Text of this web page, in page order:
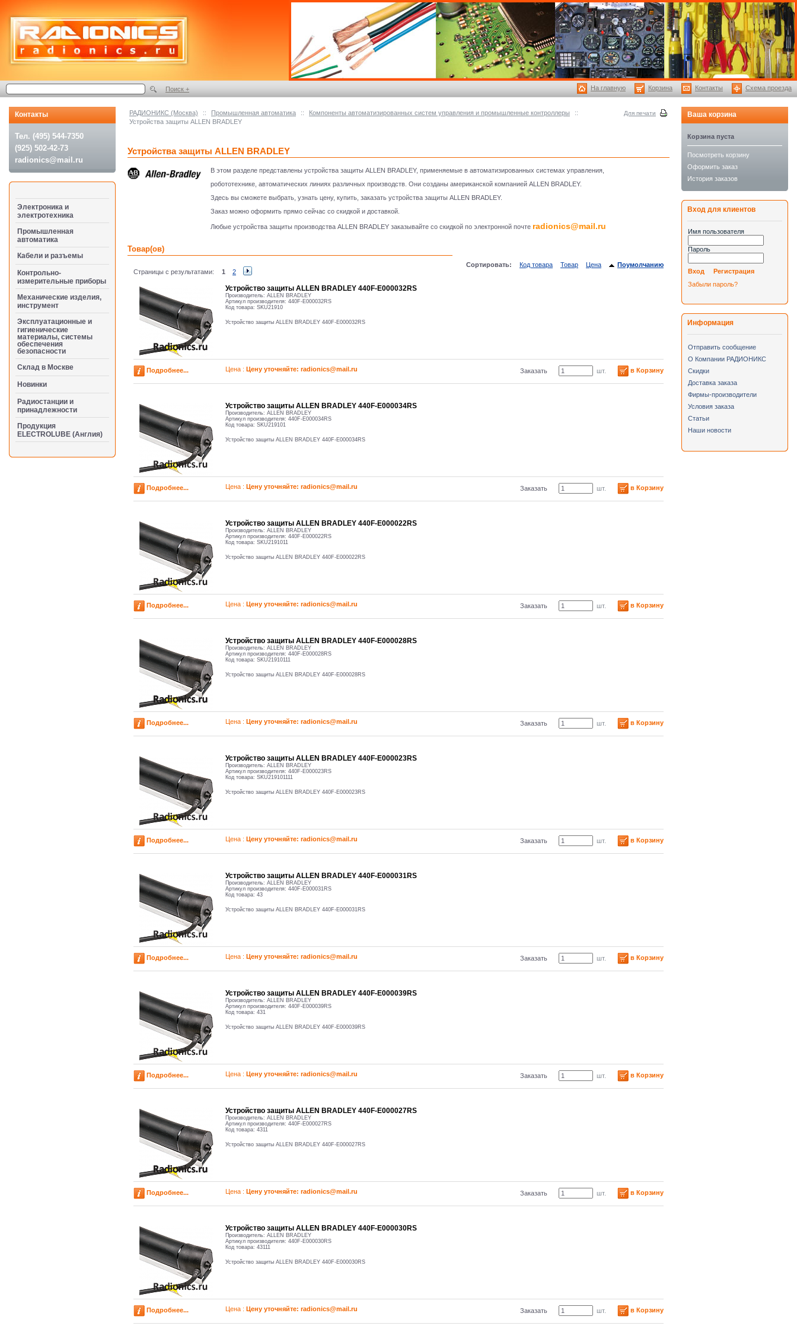
РАДИОНИКС (Москва) :: Промышленная автоматика :: Компоненты автоматизированных систем управления и промышленные контроллеры
::
Устройства защиты ALLEN BRADLEY
Для печати
Устройства защиты ALLEN BRADLEY
В этом разделе представлены устройства защиты ALLEN BRADLEY, применяемые в автоматизированных системах управления,
робототехнике, автоматических линиях различных производств. Они созданы американской компанией ALLEN BRADLEY.
Здесь вы сможете выбрать, узнать цену, купить, заказать устройства защиты ALLEN BRADLEY.
Заказ можно оформить прямо сейчас со скидкой и доставкой.
Любые устройства защиты производства ALLEN BRADLEY заказывайте со скидкой по электронной почте radionics@mail.ru
Товар(ов)
Сортировать: Код товара Товар Цена
Поумолчанию
Страницы с результатами:
1 2
Устройство защиты ALLEN BRADLEY 440F-E000032RS
Производитель: ALLEN BRADLEY
Артикул производителя: 440F-E000032RS
Код товара: SKU21910
Устройство защиты ALLEN BRADLEY 440F-E000032RS
Подробнее... Заказать шт. в Корзину
Цена : Цену уточняйте: radioniсs@mail.ru
Устройство защиты ALLEN BRADLEY 440F-E000034RS
Производитель: ALLEN BRADLEY
Артикул производителя: 440F-E000034RS
Код товара: SKU219101
Устройство защиты ALLEN BRADLEY 440F-E000034RS
Подробнее... Заказать шт. в Корзину
Цена : Цену уточняйте: radioniсs@mail.ru
Устройство защиты ALLEN BRADLEY 440F-E000022RS
Производитель: ALLEN BRADLEY
Артикул производителя: 440F-E000022RS
Код товара: SKU2191011
Устройство защиты ALLEN BRADLEY 440F-E000022RS
Подробнее... Заказать шт. в Корзину
Цена : Цену уточняйте: radioniсs@mail.ru
Устройство защиты ALLEN BRADLEY 440F-E000028RS
Производитель: ALLEN BRADLEY
Артикул производителя: 440F-E000028RS
Код товара: SKU21910111
Устройство защиты ALLEN BRADLEY 440F-E000028RS
Подробнее... Заказать шт. в Корзину
Цена : Цену уточняйте: radioniсs@mail.ru
Устройство защиты ALLEN BRADLEY 440F-E000023RS
Производитель: ALLEN BRADLEY
Артикул производителя: 440F-E000023RS
Код товара: SKU219101111
Устройство защиты ALLEN BRADLEY 440F-E000023RS
Подробнее... Заказать шт. в Корзину
Цена : Цену уточняйте: radioniсs@mail.ru
Устройство защиты ALLEN BRADLEY 440F-E000031RS
Производитель: ALLEN BRADLEY
Артикул производителя: 440F-E000031RS
Код товара: 43
Устройство защиты ALLEN BRADLEY 440F-E000031RS
Подробнее... Заказать шт. в Корзину
Цена : Цену уточняйте: radioniсs@mail.ru
Устройство защиты ALLEN BRADLEY 440F-E000039RS
Производитель: ALLEN BRADLEY
Артикул производителя: 440F-E000039RS
Код товара: 431
Устройство защиты ALLEN BRADLEY 440F-E000039RS
Подробнее... Заказать шт. в Корзину
Цена : Цену уточняйте: radioniсs@mail.ru
Устройство защиты ALLEN BRADLEY 440F-E000027RS
Производитель: ALLEN BRADLEY
Артикул производителя: 440F-E000027RS
Код товара: 4311
Устройство защиты ALLEN BRADLEY 440F-E000027RS
Подробнее... Заказать шт. в Корзину
Цена : Цену уточняйте: radioniсs@mail.ru
Устройство защиты ALLEN BRADLEY 440F-E000030RS
Производитель: ALLEN BRADLEY
Артикул производителя: 440F-E000030RS
Код товара: 43111
Устройство защиты ALLEN BRADLEY 440F-E000030RS
Подробнее... Заказать шт. в Корзину
Цена : Цену уточняйте: radioniсs@mail.ru
Контакты
Тел. (495) 544-7350
(925) 502-42-73
radionics@mail.ru
Электроника и
электротехника
Промышленная
автоматика
Кабели и разъемы
Контрольно-
измерительные приборы
Механические изделия,
инструмент
Эксплуатационные и
гигиенические
материалы, системы
обеспечения
безопасности
Cклад в Москве
Новинки
Радиостанции и
принадлежности
Продукция
ELECTROLUBE (Англия)
Ваша корзина
Корзина пуста
Посмотреть корзину
Оформить заказ
История заказов
Вход для клиентов
Имя пользователя
Пароль
Вход
Регистрация
Забыли пароль?
Информация
Отправить сообщение
О Компании РАДИОНИКС
Скидки
Доставка заказа
Фирмы-производители
Условия заказа
Статьи
Наши новости
Поиск + Схема проезда
Контакты
Корзина
На главную